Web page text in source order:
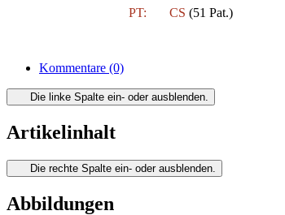
PT: CS (51 Pat.)
Kommentare (0)
Die linke Spalte ein- oder ausblenden.
Artikelinhalt
Die rechte Spalte ein- oder ausblenden.
Abbildungen